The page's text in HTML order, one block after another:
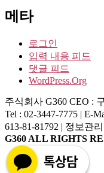
메타
로그인
입력 내용 피드
댓글 피드
WordPress.org
주식회사 G360 CEO :
Tel : 02-3447-7775 | E-
613-81-81792 | 정보관
G360 ALL RIGHTS